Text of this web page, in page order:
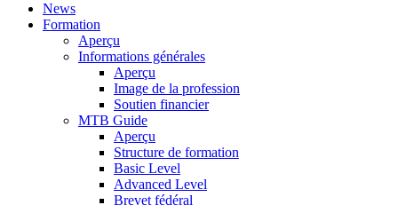
News
Formation
Aperçu
Informations générales
Aperçu
Image de la profession
Soutien financier
MTB Guide
Aperçu
Structure de formation
Basic Level
Advanced Level
Brevet fédéral